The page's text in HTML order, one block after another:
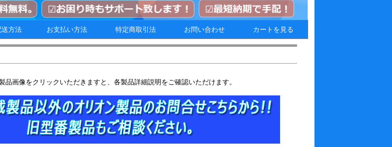
方法 お支払い方法 特定商取引法 お問い合わせ カートを見る
品画像をクリックいただきますと、各製品詳細説明をご確認いただけます。